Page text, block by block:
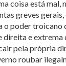
coisa está mal,
greves gerais,
o poder troicano
direita e extrema
pela própria
roubar